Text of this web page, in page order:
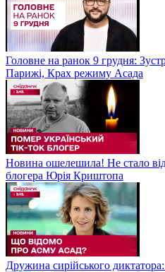
Головне на ранок 9 грудня:
Парижі, Крах режиму Асада
Новина ошелешила! Не стало
блогера Юрія Криштопа
Дружина сирійського